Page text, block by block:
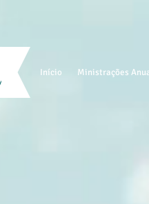
Início Ministrações